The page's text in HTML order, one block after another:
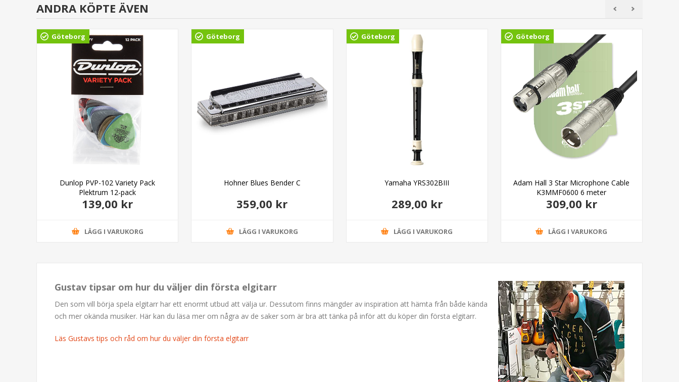
ANDRA KÖPTE ÄVEN
Göteborg
Dunlop PVP-102 Variety Pack
Plektrum 12-pack
139,00 kr
LÄGG I VARUKORG
Göteborg
Hohner Blues Bender C
359,00 kr
LÄGG I VARUKORG
Göteborg
Yamaha YRS302BIII
289,00 kr
LÄGG I VARUKORG
Göteborg
Adam Hall 3 Star Microphone Cable
K3MMF0600 6 meter
309,00 kr
LÄGG I VARUKORG
Gustav tipsar om hur du väljer din första elgitarr
Den som vill börja spela elgitarr har ett enormt utbud att välja ur. Dessutom finns mängder av inspiration att hämta från både kända
och mer okända musiker. Här kan du läsa mer om några av de saker som är bra att tänka på inför att du köper din första elgitarr.
Läs Gustavs tips och råd om hur du väljer din första elgitarr